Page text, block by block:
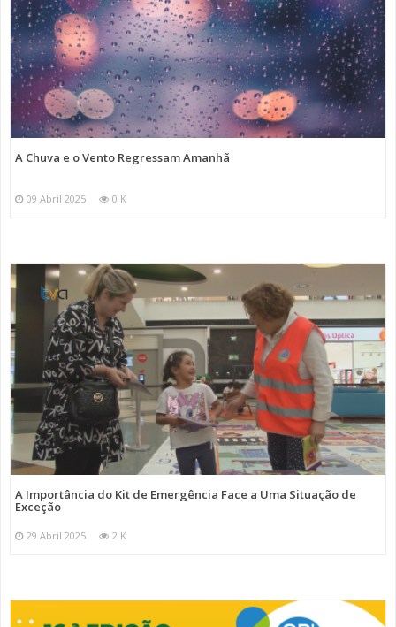
A Chuva e o Vento Regressam Amanhã
09 Abril 2025 0 K
A Importância do Kit de Emergência Face a Uma Situação de
Exceção
29 Abril 2025 2 K